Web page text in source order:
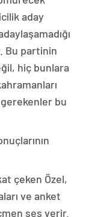
aday
Bu partinin
hiç bunlara
bu
çeken Özel,
ve anket
ses verir.